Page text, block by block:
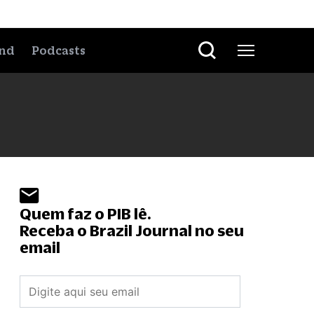
Podcasts
Quem faz o PIB lê.
Receba o Brazil Journal no seu
email